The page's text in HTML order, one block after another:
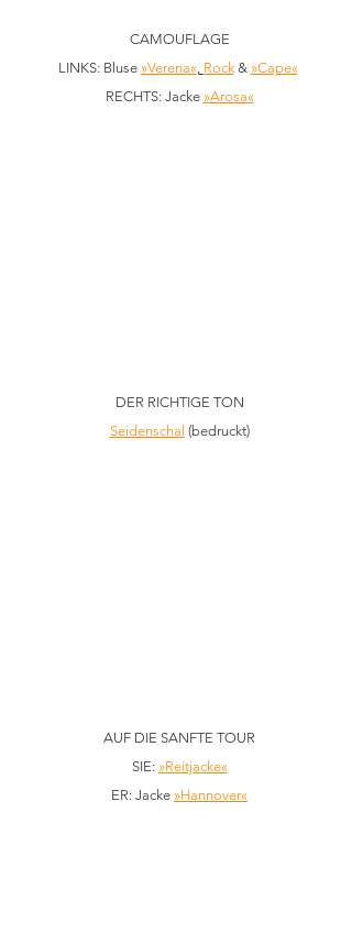
CAMOUFLAGE
LINKS: Bluse »Verena«, Rock & »Cape«
RECHTS: Jacke »Arosa«
DER RICHTIGE TON
Seidenschal (bedruckt)
AUF DIE SANFTE TOUR
SIE: »Reitjacke«
ER: Jacke »Hannover«